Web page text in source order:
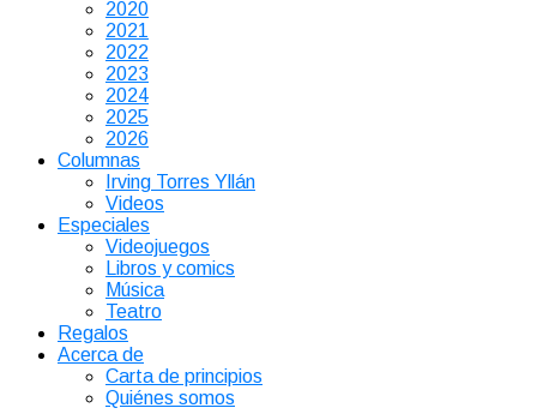
2020
2021
2022
2023
2024
2025
2026
Columnas
Irving Torres Yllán
Videos
Especiales
Videojuegos
Libros y comics
Música
Teatro
Regalos
Acerca de
Carta de principios
Quiénes somos